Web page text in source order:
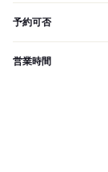
予約可否
営業時間